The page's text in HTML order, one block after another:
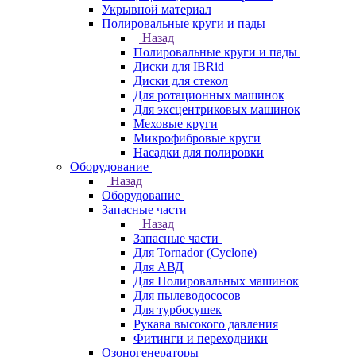
Укрывной материал
Полировальные круги и пады
Назад
Полировальные круги и пады
Диски для IBRid
Диски для стекол
Для ротационных машинок
Для эксцентриковых машинок
Меховые круги
Микрофибровые круги
Насадки для полировки
Оборудование
Назад
Оборудование
Запасные части
Назад
Запасные части
Для Tornador (Cyclone)
Для АВД
Для Полировальных машинок
Для пылеводососов
Для турбосушек
Рукава высокого давления
Фитинги и переходники
Озоногенераторы